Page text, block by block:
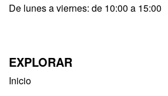
De lunes a viernes: de 10:00 a 15:00
EXPLORAR
Inicio